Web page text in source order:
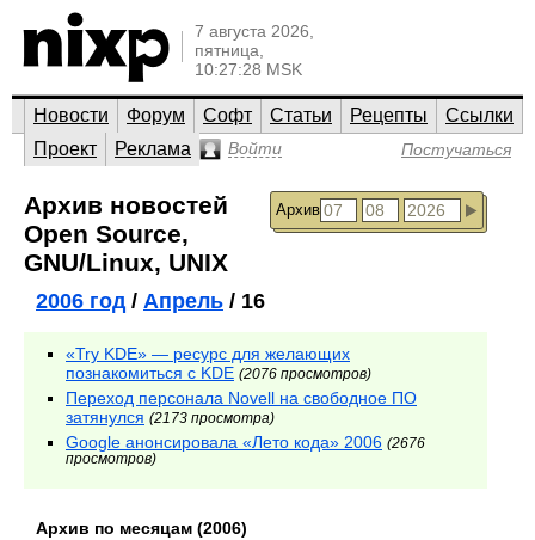
7 августа 2026,
пятница,
10:27:28 MSK
Новости Форум Софт Статьи Рецепты
Ссылки
Проект
Реклама Войти Постучаться
Архив
Архив новостей
Open Source,
GNU/Linux, UNIX
2006 год/ Апрель / 16
«Try KDE» — ресурс для желающих
познакомиться с KDE (2076 просмотров)
Переход персонала Novell на свободное ПО
затянулся (2173 просмотра)
Google анонсировала «Лето кода» 2006 (2676
просмотров)
Архив по месяцам (2006)